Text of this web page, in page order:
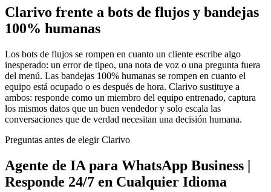
Clarivo frente a bots de flujos y bandejas
100% humanas
Los bots de flujos se rompen en cuanto un cliente escribe algo
inesperado: un error de tipeo, una nota de voz o una pregunta fuera
del menú. Las bandejas 100% humanas se rompen en cuanto el
equipo está ocupado o es después de hora. Clarivo sustituye a
ambos: responde como un miembro del equipo entrenado, captura
los mismos datos que un buen vendedor y solo escala las
conversaciones que de verdad necesitan una decisión humana.
Preguntas antes de elegir Clarivo
Agente de IA para WhatsApp Business |
Responde 24/7 en Cualquier Idioma